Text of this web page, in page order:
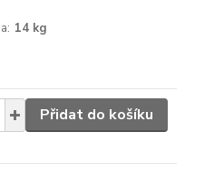
14 kg
Přidat do košíku